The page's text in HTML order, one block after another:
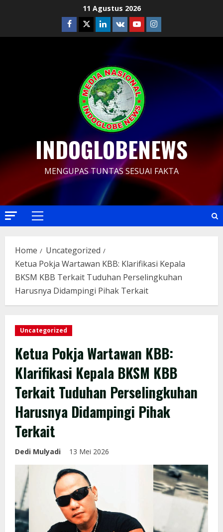
11 Agustus 2026
Facebook
TwitterLinkedin
VK YoutubeInstagram
INDOGLOBENEWS
MENGUPAS TUNTAS SESUAI FAKTA
Primary
Home
Uncategorized
Ketua Pokja Wartawan KBB: Klarifikasi Kepala
BKSM KBB Terkait Tuduhan Perselingkuhan
Harusnya Didampingi Pihak Terkait
Uncategorized
Ketua Pokja Wartawan KBB:
Klarifikasi Kepala BKSM KBB
Terkait Tuduhan Perselingkuhan
Harusnya Didampingi Pihak
Terkait
Dedi Mulyadi 13 Mei 2026